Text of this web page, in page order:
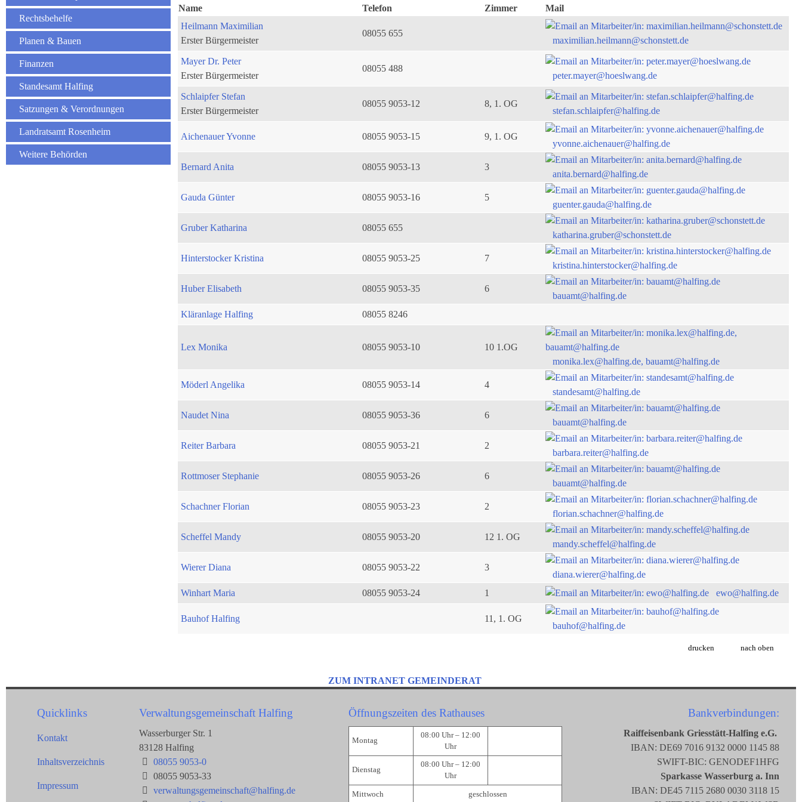
Rechtsbehelfe
Planen & Bauen
Finanzen
Standesamt Halfing
Satzungen & Verordnungen
Landratsamt Rosenheim
Weitere Behörden
Name
Telefon Zimmer
Mail
Heilmann Maximilian
Erster Bürgermeister
08055 655
maximilian.heilmann@schonstett.de
Mayer Dr. Peter
Erster Bürgermeister
08055 488
peter.mayer@hoeslwang.de
Schlaipfer Stefan
Erster Bürgermeister
08055 9053-12 8, 1. OG
stefan.schlaipfer@halfing.de
Aichenauer Yvonne 08055 9053-15 9, 1. OG
yvonne.aichenauer@halfing.de
Bernard Anita 08055 9053-13 3
anita.bernard@halfing.de
Gauda Günter 08055 9053-16 5
guenter.gauda@halfing.de
Gruber Katharina 08055 655
katharina.gruber@schonstett.de
Hinterstocker Kristina 08055 9053-25 7
kristina.hinterstocker@halfing.de
Huber Elisabeth 08055 9053-35 6
bauamt@halfing.de
Kläranlage Halfing
08055 8246
Lex Monika 08055 9053-10
10 1.OG
monika.lex@halfing.de, bauamt@halfing.de
Möderl Angelika 08055 9053-14 4
standesamt@halfing.de
Naudet Nina 08055 9053-36 6
bauamt@halfing.de
Reiter Barbara 08055 9053-21 2
barbara.reiter@halfing.de
Rottmoser Stephanie 08055 9053-26 6
bauamt@halfing.de
Schachner Florian 08055 9053-23 2
florian.schachner@halfing.de
Scheffel Mandy 08055 9053-20 12 1. OG
mandy.scheffel@halfing.de
Wierer Diana 08055 9053-22 3
diana.wierer@halfing.de
Winhart Maria
08055 9053-24 1 ewo@halfing.de
Bauhof Halfing 11, 1. OG
bauhof@halfing.de
drucken nach oben
ZUM INTRANET GEMEINDERAT
Quicklinks
Kontakt
Inhaltsverzeichnis
Impressum
Verwaltungsgemeinschaft Halfing
Wasserburger Str. 1
83128 Halfing
08055 9053-0
08055 9053-33
verwaltungsgemeinschaft@halfing.de
Öffnungszeiten des Rathauses
Montag
08:00 Uhr – 12:00
Uhr
Dienstag
08:00 Uhr – 12:00
Uhr
Mittwoch geschlossen
Bankverbindungen:
Raiffeisenbank Griesstätt-Halfing e.G.
IBAN: DE69 7016 9132 0000 1145 88
SWIFT-BIC: GENODEF1HFG
Sparkasse Wasserburg a. Inn
IBAN: DE45 7115 2680 0030 3118 15